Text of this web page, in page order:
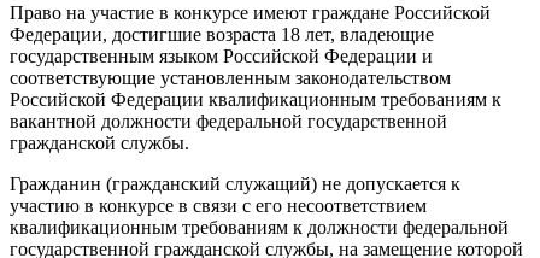
Право на участие в конкурсе имеют граждане Российской
Федерации, достигшие возраста 18 лет, владеющие
государственным языком Российской Федерации и
соответствующие установленным законодательством
Российской Федерации квалификационным требованиям к
вакантной должности федеральной государственной
гражданской службы.
Гражданин (гражданский служащий) не допускается к
участию в конкурсе в связи с его несоответствием
квалификационным требованиям к должности федеральной
государственной гражданской службы, на замещение которой